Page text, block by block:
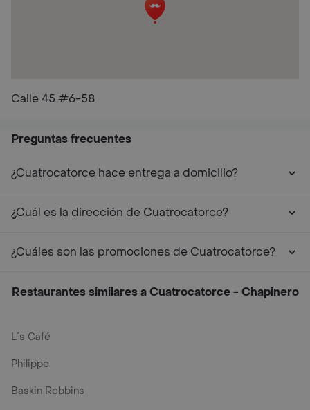
Calle 45 #6-58
Preguntas frecuentes
¿Cuatrocatorce hace entrega a domicilio?
¿Cuál es la dirección de Cuatrocatorce?
¿Cuáles son las promociones de Cuatrocatorce?
Restaurantes similares a Cuatrocatorce - Chapinero
L´s Café
Philippe
Baskin Robbins